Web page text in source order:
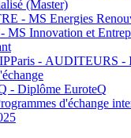
(Master)
- MS Energies
MS Innovation et
- AUDITEURS -
- Diplôme EuroteQ
d'échange